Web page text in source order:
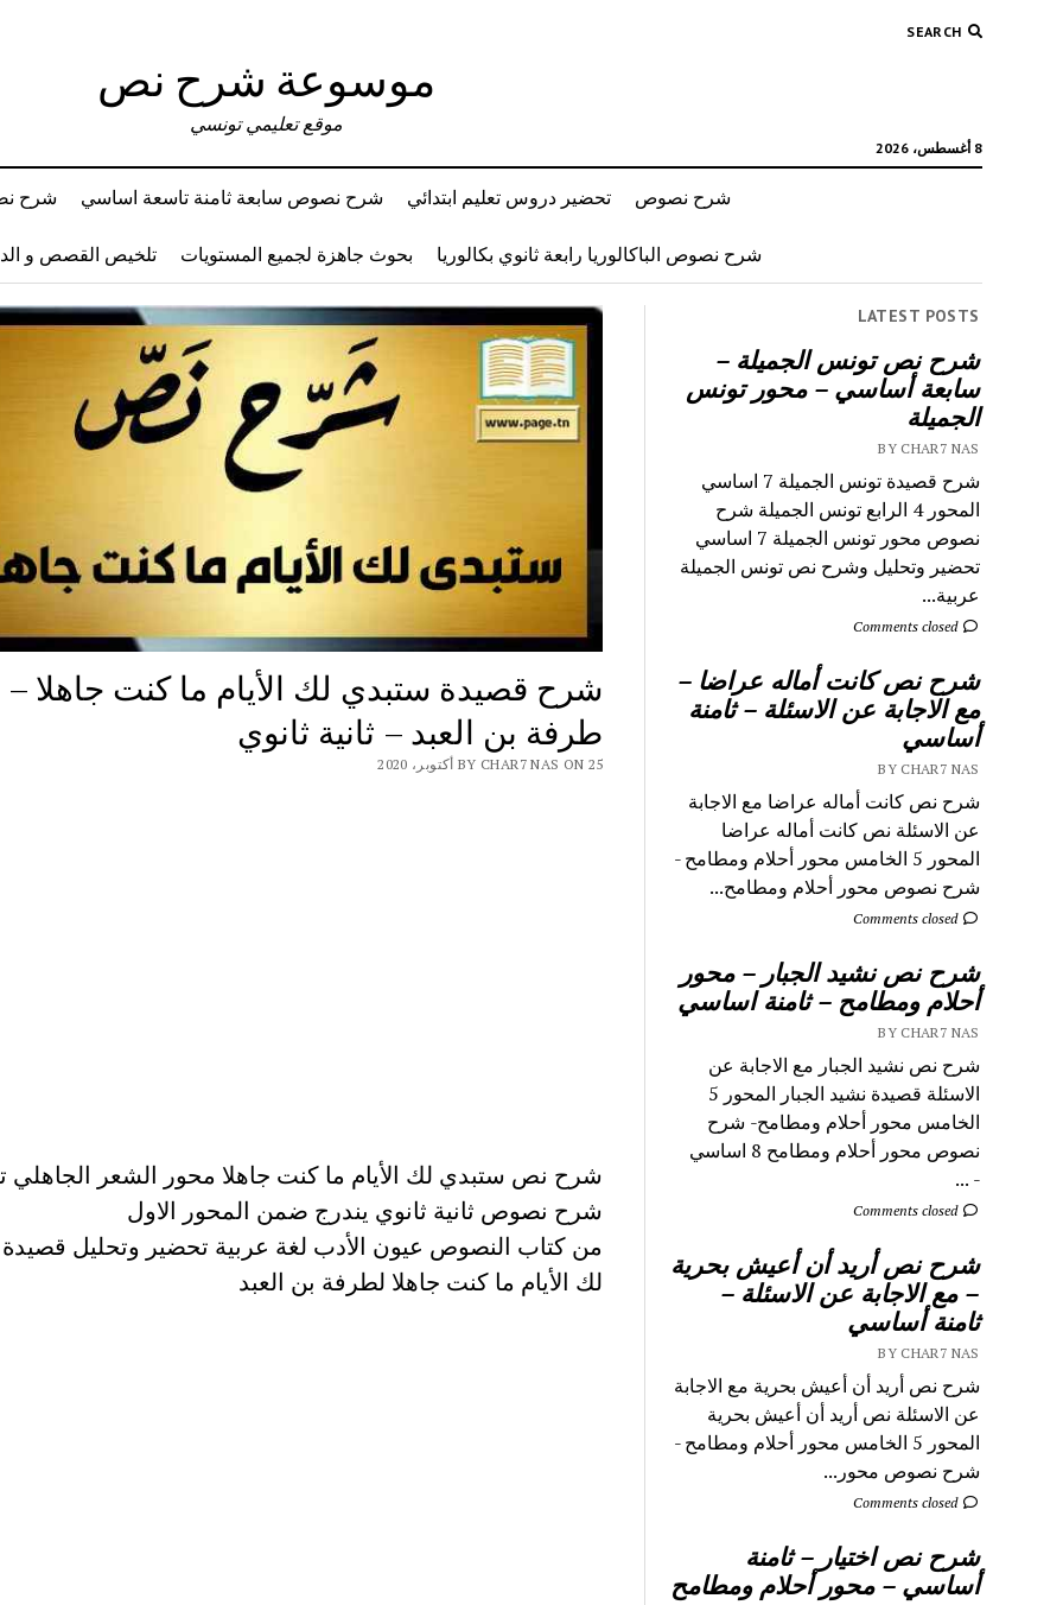
SEARCH
موسوعة شرح نص
8 أغسطس، 2026
موقع تعليمي تونسي
شرح نصوص تحضير دروس تعليم ابتدائي شرح نصوص سابعة ثامنة تاسعة اساسي شرح
شرح نصوص الباكالوريا رابعة ثانوي بكالوريا بحوث جاهزة لجميع المستويات تلخيص القصص و
LATEST POSTS
شرح نص تونس الجميلة –
سابعة أساسي – محور تونس
الجميلة
BY CHAR7 NAS
شرح قصيدة تونس الجميلة 7 اساسي
المحور 4 الرابع تونس الجميلة شرح
نصوص محور تونس الجميلة 7 اساسي
تحضير وتحليل وشرح نص تونس الجميلة
عربية...
Comments closed
شرح نص كانت أماله عراضا –
مع الاجابة عن الاسئلة – ثامنة
أساسي
BY CHAR7 NAS
شرح نص كانت أماله عراضا مع الاجابة
عن الاسئلة نص كانت أماله عراضا
المحور 5 الخامس محور أحلام ومطامح -
شرح نصوص محور أحلام ومطامح...
Comments closed
شرح نص نشيد الجبار – محور
أحلام ومطامح – ثامنة اساسي
BY CHAR7 NAS
شرح نص نشيد الجبار مع الاجابة عن
الاسئلة قصيدة نشيد الجبار المحور 5
الخامس محور أحلام ومطامح- شرح
نصوص محور أحلام ومطامح 8 اساسي
- ...
Comments closed
شرح نص أريد أن أعيش بحرية
– مع الاجابة عن الاسئلة –
ثامنة أساسي
BY CHAR7 NAS
شرح نص أريد أن أعيش بحرية مع الاجابة
عن الاسئلة نص أريد أن أعيش بحرية
المحور 5 الخامس محور أحلام ومطامح -
شرح نصوص محور...
Comments closed
شرح نص اختيار – ثامنة
أساسي – محور أحلام ومطامح
شرح قصيدة ستبدي لك الأيام ما كنت جاهلا –
طرفة بن العبد – ثانية ثانوي
BY CHAR7 NAS ON 25 أكتوبر، 2020
شرح نص ستبدي لك الأيام ما كنت جاهلا محور الشعر الجاهلي
شرح نصوص ثانية ثانوي يندرج ضمن المحور الاول
من كتاب النصوص عيون الأدب لغة عربية تحضير وتحليل
لك الأيام ما كنت جاهلا لطرفة بن العبد